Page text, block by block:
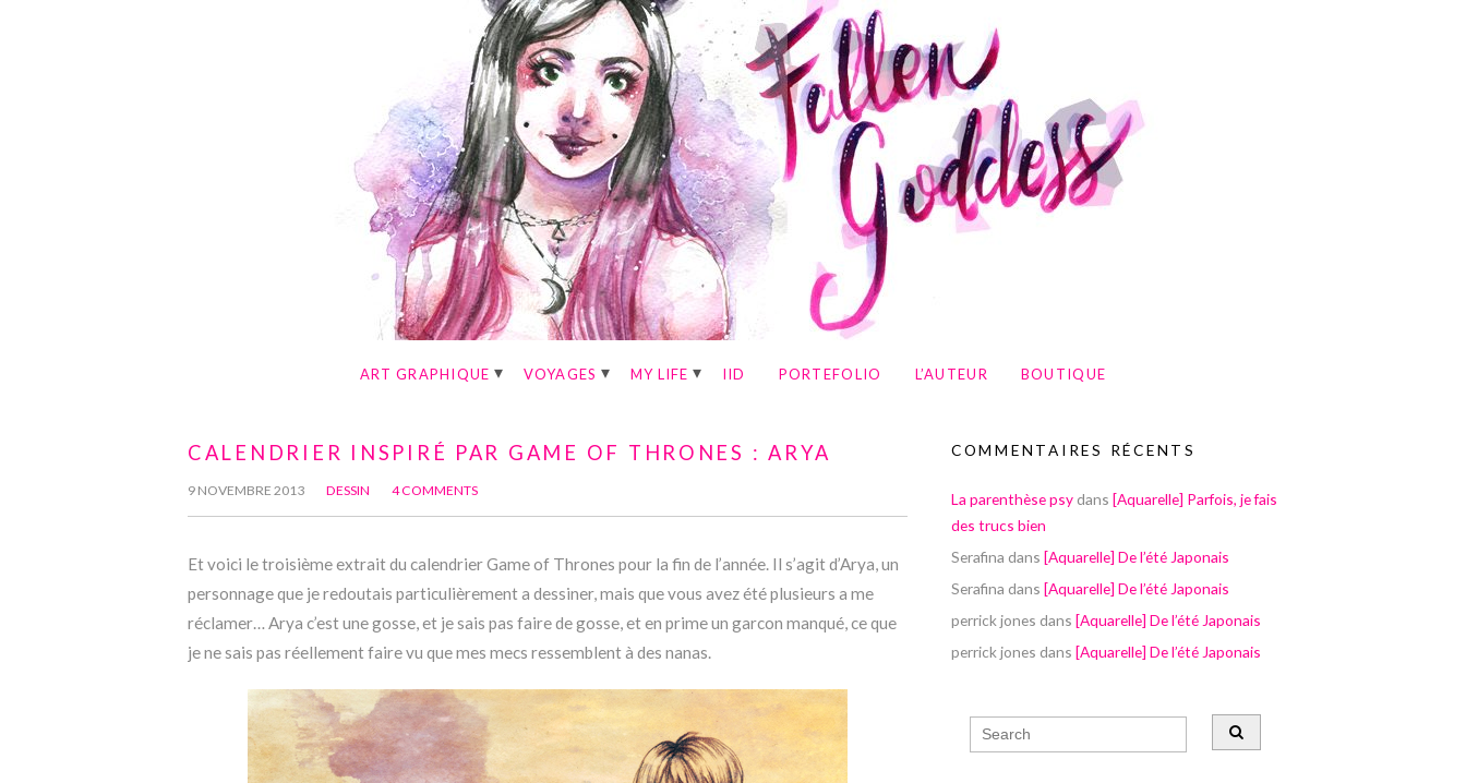
ART GRAPHIQUE VOYAGES MY LIFE IID PORTEFOLIO L’AUTEUR BOUTIQUE
CALENDRIER INSPIRÉ PAR GAME OF THRONES : ARYA
9 NOVEMBRE 2013 DESSIN 4 COMMENTS
Et voici le troisième extrait du calendrier Game of Thrones pour la fin de l’année. Il s’agit d’Arya, un
personnage que je redoutais particulièrement a dessiner, mais que vous avez été plusieurs a me
réclamer… Arya c’est une gosse, et je sais pas faire de gosse, et en prime un garcon manqué, ce que
je ne sais pas réellement faire vu que mes mecs ressemblent à des nanas.
COMMENTAIRES RÉCENTS
La parenthèse psy dans [Aquarelle] Parfois, je fais
des trucs bien
Serafina dans [Aquarelle] De l’été Japonais
Serafina dans [Aquarelle] De l’été Japonais
perrick jones dans [Aquarelle] De l’été Japonais
perrick jones dans [Aquarelle] De l’été Japonais